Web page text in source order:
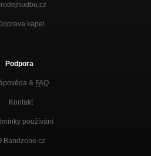
kapel
Podpora
& FAQ
Kontakt
používání
Bandzone.cz